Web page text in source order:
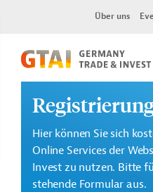
Über uns
Hier können Sie sich
Online Services der
Invest zu nutzen. Bitte
stehende Formular aus.